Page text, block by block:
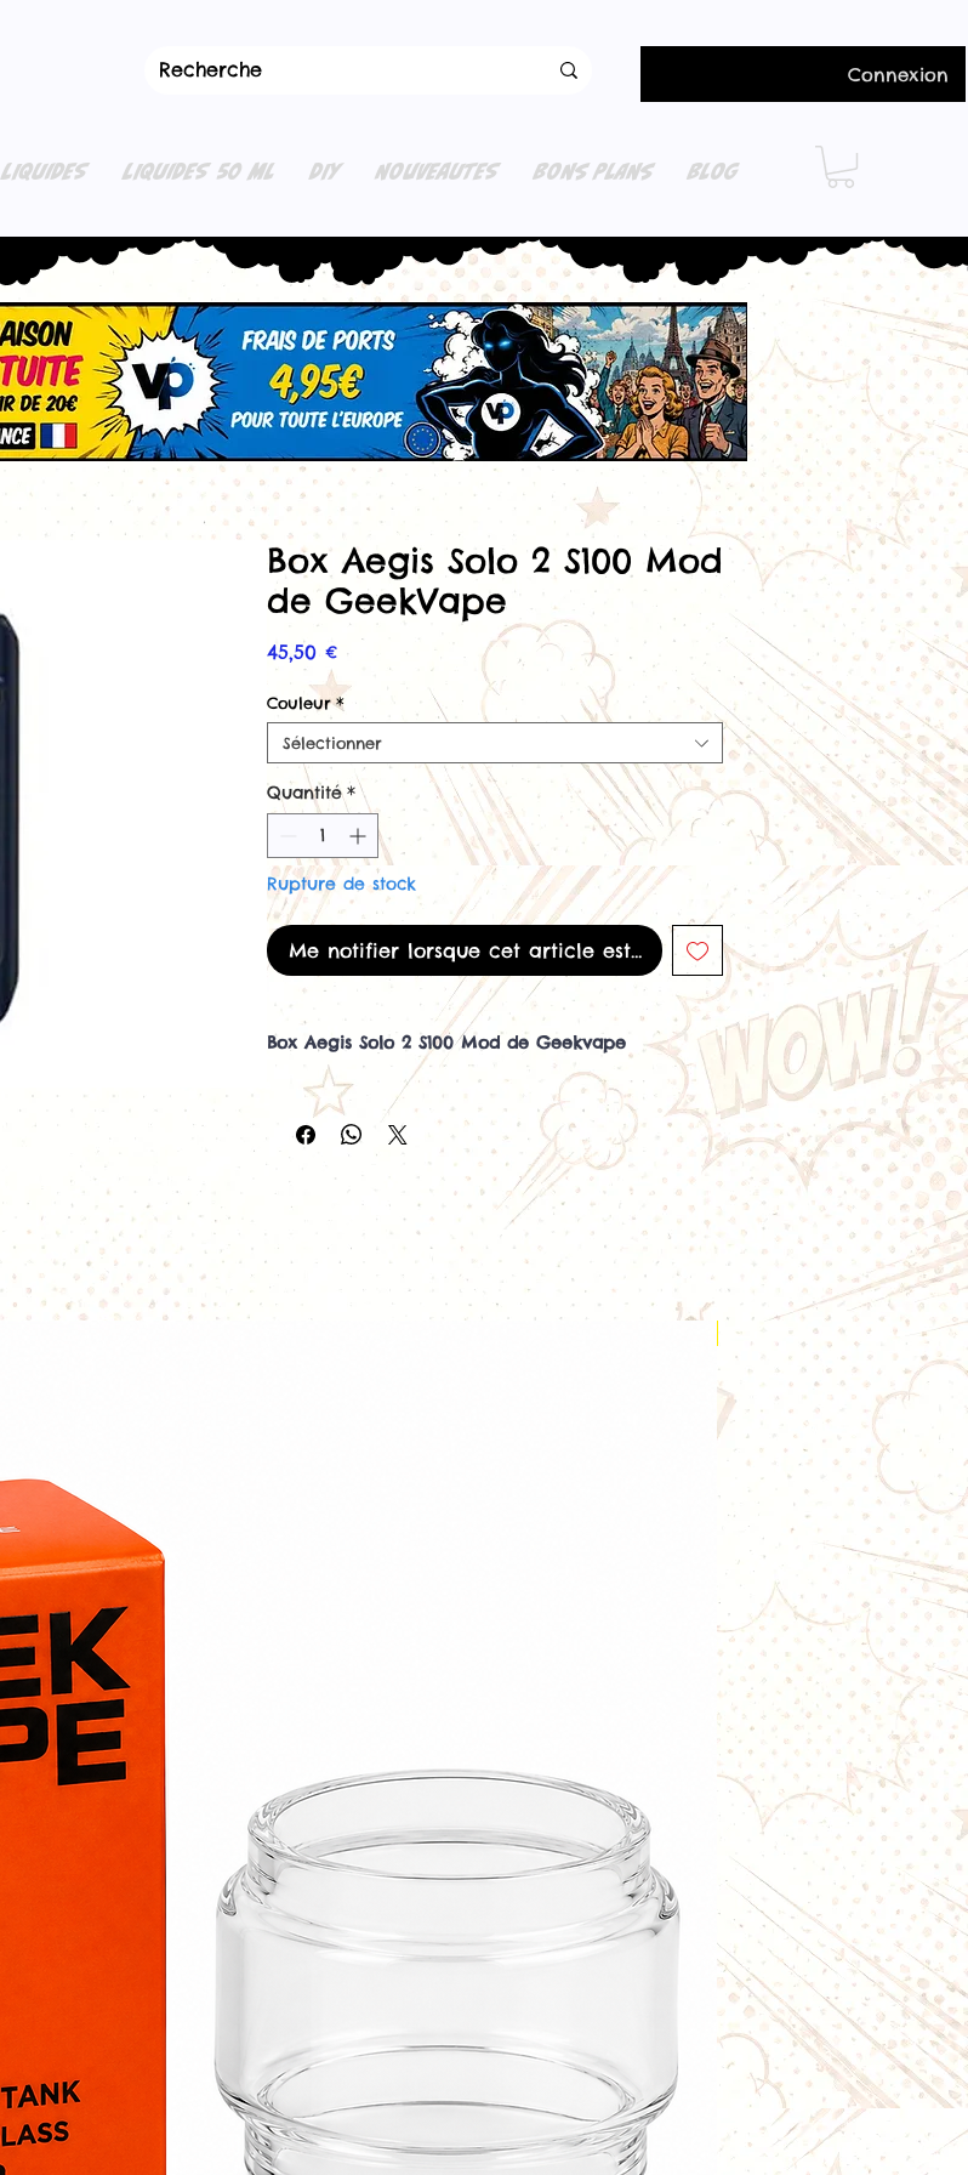
Connexion
LIQUIDES LIQUIDES 50 ML DIY NOUVEAUTES BONS PLANS BLOG
Box Aegis Solo 2 S100 Mod
de GeekVape
45,50 €Prix
Couleur *
Sélectionner
Quantité *
Rupture de stock
Me notifier lorsque cet article est disponible
Box Aegis Solo 2 S100 Mod de Geekvape
box Geekvape S100
à accu (non fourni). Se
compose d'un large écran de 1.08 pouce. La
lecture de vos paramètres de vapotage se fera
rapidement et clairement. Labox Geekvape Aegis
S100 sera particulièrement puissante si vous
adoptez un clearomiseur subohm.
1 box Aegis Solo 2 de 100W
Nouveauté